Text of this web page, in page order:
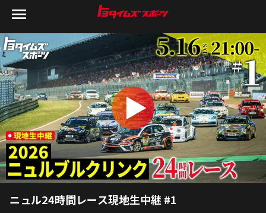
ニュル24時間レース現地生中継 #1